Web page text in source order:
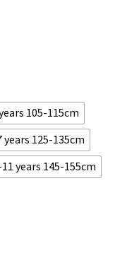
105-115cm
years 125-135cm
years 145-155cm